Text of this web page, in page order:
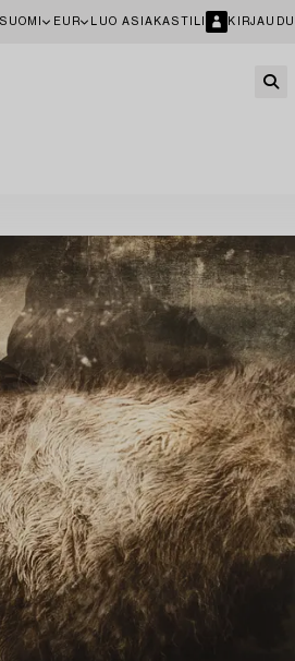
SUOMI EUR LUO ASIAKASTILI KIRJAUDU